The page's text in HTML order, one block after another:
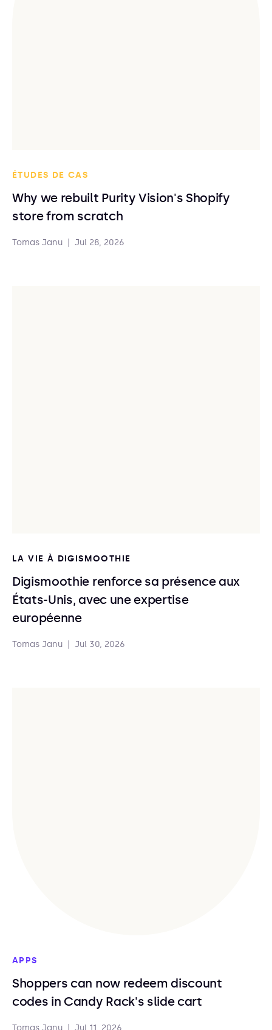
ÉTUDES DE CAS
Why we rebuilt Purity Vision's Shopify
store from scratch
Tomas Janu Jul 28, 2026
LA VIE À DIGISMOOTHIE
Digismoothie renforce sa présence aux
États-Unis, avec une expertise
européenne
Tomas Janu Jul 30, 2026
APPS
Shoppers can now redeem discount
codes in Candy Rack's slide cart
Tomas Janu Jul 11, 2026